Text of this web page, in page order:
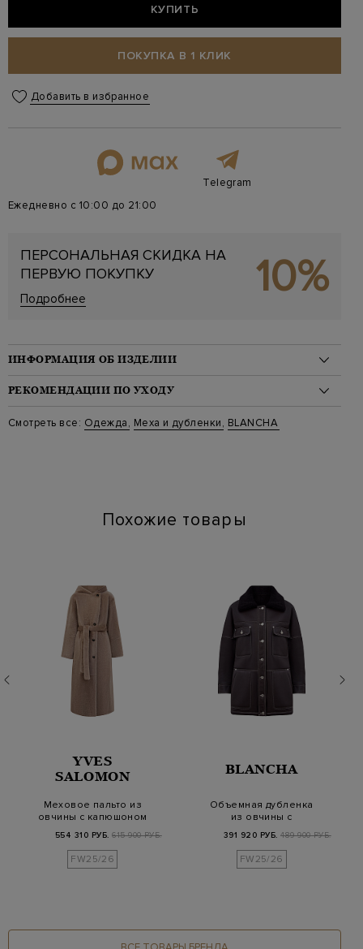
КУПИТЬ
ПОКУПКА В 1 КЛИК
Добавить в избранное
Telegram
Ежедневно с 10:00 до 21:00
ПЕРСОНАЛЬНАЯ СКИДКА НА
ПЕРВУЮ ПОКУПКУ
Подробнее 10%
ИНФОРМАЦИЯ ОБ ИЗДЕЛИИ
Материал: овчина 100%
На модели: 175/81/61/91 на модели размер 42
Стиль: Меховые пальто
Цвет: Коричневый
РЕКОМЕНДАЦИИ ПО УХОДУ
Стирка: Стирка запрещена
Отбеливание: Отбеливание запрещено
Смотреть все: Одежда, Меха и дубленки, BLANCHA
Похожие товары
YVES
SALOMON
Меховое пальто из
овчины с капюшоном
554 310 РУБ. 615 900 РУБ.
FW25/26
BLANCHA
Объемная дубленка
из овчины с
прострочкой
391 920 РУБ. 489 900 РУБ.
FW25/26